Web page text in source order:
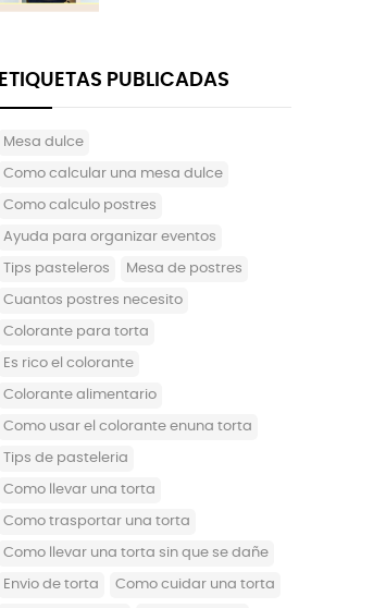
ETIQUETAS PUBLICADAS
mesa dulce
como calcular una mesa dulce
como calculo postres
ayuda para organizar eventos
tips pasteleros mesa de postres
cuantos postres necesito
colorante para torta
es rico el colorante
colorante alimentario
como usar el colorante enuna torta
tips de pasteleria
como llevar una torta
como trasportar una torta
como llevar una torta sin que se dañe
envio de torta como cuidar una torta